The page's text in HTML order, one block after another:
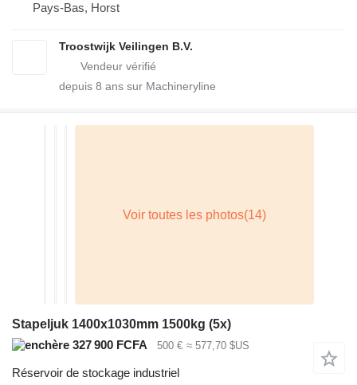
Pays-Bas, Horst
Troostwijk Veilingen B.V.
depuis 8 ans sur Machineryline
Stapeljuk 1400x1030mm 1500kg (5x)
327 900 FCFA
500 € ≈ 577,70 $US
Réservoir de stockage industriel